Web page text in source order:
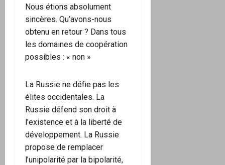
Nous étions absolument
sincères. Qu’avons-nous
obtenu en retour ? Dans tous
les domaines de coopération
possibles : « non »
La Russie ne défie pas les
élites occidentales. La
Russie défend son droit à
l’existence et à la liberté de
développement. La Russie
propose de remplacer
l’unipolarité par la bipolarité,